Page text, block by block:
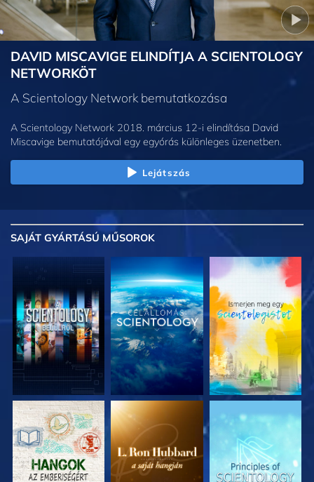
DAVID MISCAVIGE ELINDÍTJA A SCIENTOLOGY
NETWORKÖT
A Scientology Network bemutatkozása
A Scientology Network 2018. március 12-i elindítása David
Miscavige bemutatójával egy egyórás különleges üzenetben.
Lejátszás
SAJÁT GYÁRTÁSÚ MŰSOROK
A SOROZAT
RÉSZEI
A SOROZAT
RÉSZEI
A SOROZAT
RÉSZEI